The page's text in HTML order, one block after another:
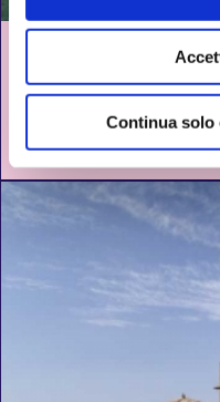
Continua solo
SAN MAURO
SAN MAURO PASCOLI
DAL 17 GIUGNO AL 12 AGOSTO